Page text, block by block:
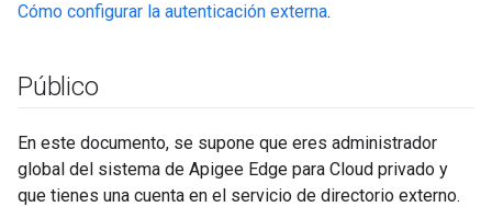
Cómo configurar la autenticación externa.
Público
En este documento, se supone que eres administrador
global del sistema de Apigee Edge para Cloud privado y
que tienes una cuenta en el servicio de directorio externo.